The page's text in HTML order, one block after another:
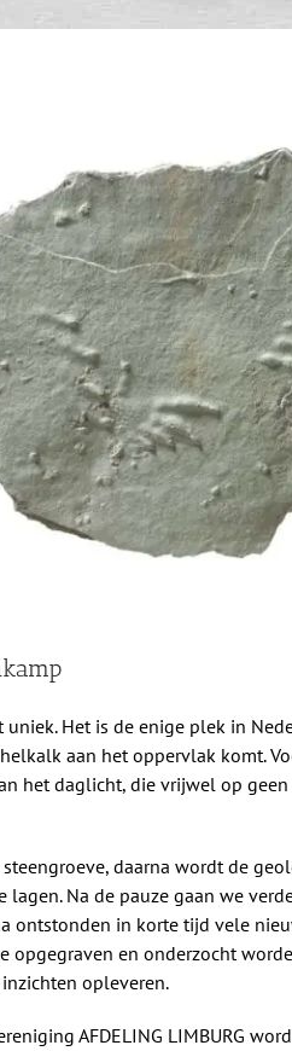
Het is de enige plek in
aan het oppervlak komt.
het daglicht, die vrijwel op
daarna wordt de
Na de pauze gaan we
ontstonden in korte tijd vele
opgegraven en onderzocht
opleveren.
AFDELING LIMBURG